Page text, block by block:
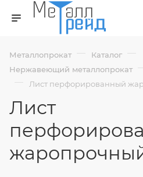
Металлопрокат — Каталог —
Нержавеющий металлопрокат
— Лист перфорированный
Лист